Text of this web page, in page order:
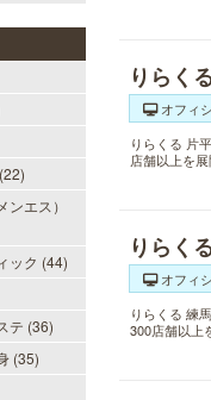
ンエス）
ック (44)
テ (36)
(35)
りらく
オフィ
りらくる 片
店舗以上を
りらく
オフィ
りらくる 練
300店舗以上